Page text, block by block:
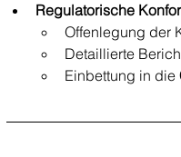
Regulatorische
Offenlegung der
Detaillierte
Einbettung in die